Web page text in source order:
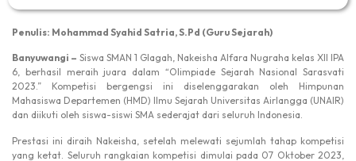
Penulis: Mohammad Syahid Satria, S.Pd (Guru Sejarah)
Banyuwangi – Siswa SMAN 1 Glagah, Nakeisha Alfara Nugraha kelas XII IPA
6, berhasil meraih juara dalam “Olimpiade Sejarah Nasional Sarasvati
2023.” Kompetisi bergengsi ini diselenggarakan oleh Himpunan
Mahasiswa Departemen (HMD) Ilmu Sejarah Universitas Airlangga (UNAIR)
dan diikuti oleh siswa-siswi SMA sederajat dari seluruh Indonesia.
Prestasi ini diraih Nakeisha, setelah melewati sejumlah tahap kompetisi
yang ketat. Seluruh rangkaian kompetisi dimulai pada 07 Oktober 2023,